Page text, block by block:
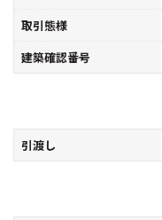
取引態様
建築確認番号
引渡し